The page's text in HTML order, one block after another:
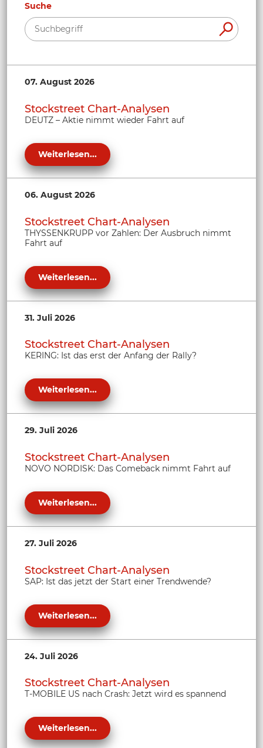
Suche
07. August 2026
Stockstreet Chart-Analysen
DEUTZ – Aktie nimmt wieder Fahrt auf
Weiterlesen...
06. August 2026
Stockstreet Chart-Analysen
THYSSENKRUPP vor Zahlen: Der Ausbruch nimmt
Fahrt auf
Weiterlesen...
31. Juli 2026
Stockstreet Chart-Analysen
KERING: Ist das erst der Anfang der Rally?
Weiterlesen...
29. Juli 2026
Stockstreet Chart-Analysen
NOVO NORDISK: Das Comeback nimmt Fahrt auf
Weiterlesen...
27. Juli 2026
Stockstreet Chart-Analysen
SAP: Ist das jetzt der Start einer Trendwende?
Weiterlesen...
24. Juli 2026
Stockstreet Chart-Analysen
T-MOBILE US nach Crash: Jetzt wird es spannend
Weiterlesen...